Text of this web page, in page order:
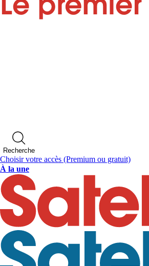
Recherche
Choisir votre accès (Premium ou gratuit)
À la une